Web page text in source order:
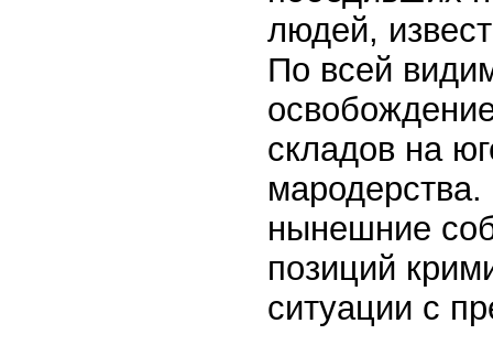
людей,
По всей
складов на
нынешние
позиций
ситуации с